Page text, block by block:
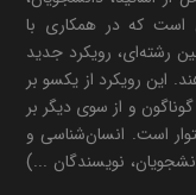
که در همکاری با
رشته‌ای، رویکرد جدید
رویکرد از یکسو بر
و از سوی دیگر بر
است. انسان‌شناسی و
نویسندگان ...)